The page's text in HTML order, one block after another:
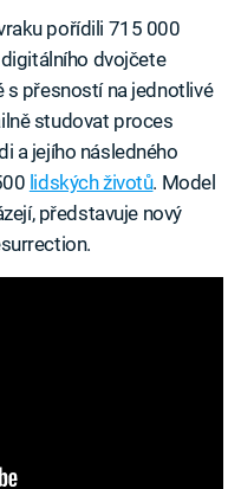
pořídili 715 000
dvojčete
přesností na jednotlivé
studovat proces
a jejího následného
lidských životů. Model
představuje nový